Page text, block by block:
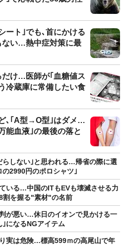
ート｣でも､首にかける
ない…熱中症対策に最
だけ…医師が｢血糖値ス
冷蔵庫に常備したい食
､｢A型→O型｣はダメ…
能血液｣の最後の落と
らしない｣と思われる…帰省の際に選
2990円のポロシャツ｣
いる…中国のITもEVも壊滅させる力
割を握る"素材"の名前
が悪い…休日のイオンで見かける一
になるNGアイテム
実は危険…標高599ｍの高尾山で年